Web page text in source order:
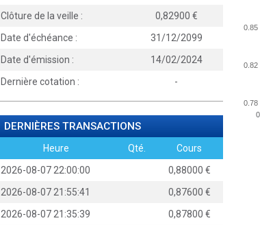
Clôture de la veille :
0,82900
Date d'échéance :
31/12/2099
Date d'émission :
14/02/2024
Dernière cotation :
-
DERNIÈRES TRANSACTIONS
Heure Qté.
Cours
2026-08-07 22:00:00
0,88000
2026-08-07 21:55:41
0,87600
2026-08-07 21:35:39
0,87800
0.78
0.82
0.85